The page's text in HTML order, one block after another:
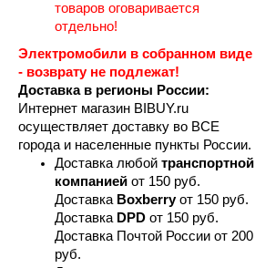
товаров оговаривается
отдельно!
Электромобили в собранном виде
- возврату не подлежат!
Доставка в регионы России:
Интернет магазин BIBUY.ru
осуществляет доставку во ВСЕ
города и населенные пункты России.
Доставка любой транспортной
компанией от 150 руб.
Доставка Boxberry от 150 руб.
Доставка DPD от 150 руб.
Доставка Почтой России от 200
руб.